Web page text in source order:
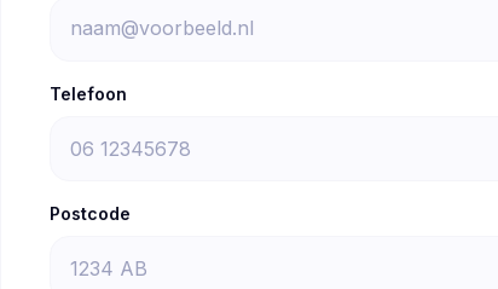
Telefoon
Postcode